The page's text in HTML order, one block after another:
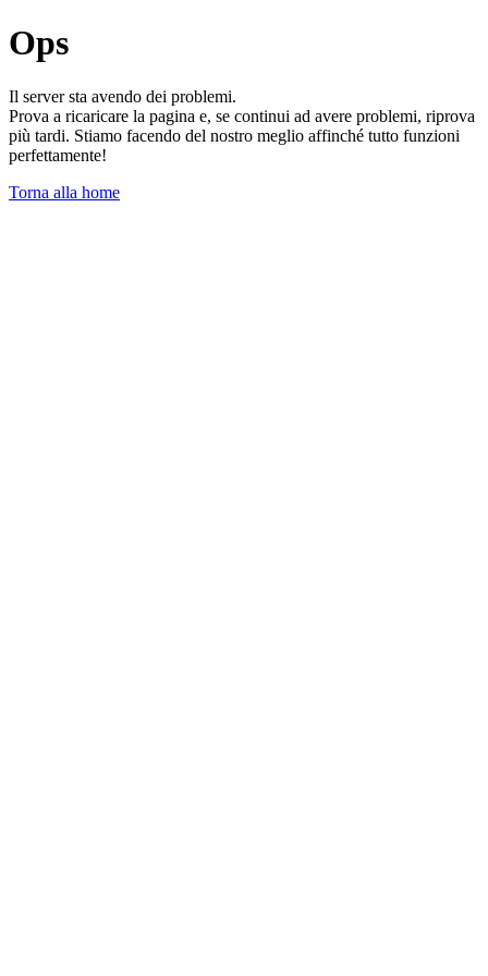
Ops
Il server sta avendo dei problemi.
Prova a ricaricare la pagina e, se continui ad avere problemi, riprova
più tardi. Stiamo facendo del nostro meglio affinché tutto funzioni
perfettamente!
Torna alla home